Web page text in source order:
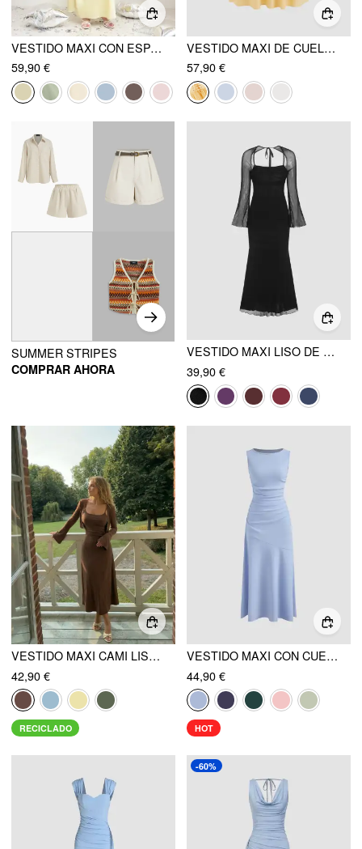
VESTIDO MAXI CON ESPALDA DESNUDA, CUELLO HALTER Y FISURA
59,90 €
VESTIDO MAXI DE CUELLO CUADRADO CON ENCAJE Y CORDÓN
57,90 €
SUMMER STRIPES
COMPRAR AHORA
VESTIDO MAXI LISO DE MALLA CON CUELLO CUADRADO Y CORDÓN
39,90 €
VESTIDO MAXI CAMI LISO CON TABLAS Y CHALECO DE MANGA LARGA LISO
42,90 €
RECICLADO
VESTIDO MAXI CON CUELLO EN BARCO, COLOR SÓLIDO, VOLANTES Y RUCHOS
44,90 €
HOT
-60%